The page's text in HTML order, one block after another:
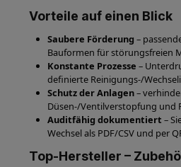
Vorteile auf einen Blick
Saubere Förderung –
Bauformen für störungsfreien
Konstante Prozesse –
definierte Reinigungs-/
Schutz der Anlagen–
Düsen-/Ventilverstopfung und
Auditfähig dokumentiert –
Wechsel als PDF/CSV und per
Top-Hersteller –